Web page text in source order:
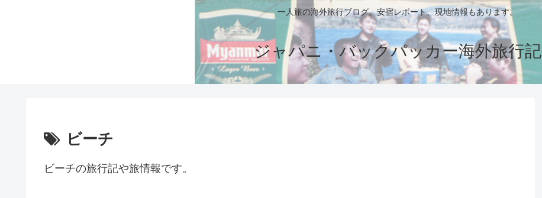
一人旅の海外旅行ブログ。安宿レポート、現地情報もあります。
ジャパニ・バックパッカー海外旅行記
ビーチ
ビーチの旅行記や旅情報です。